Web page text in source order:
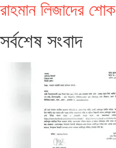
রাহমান লিজাদের শোক
সর্বশেষ সংবাদ